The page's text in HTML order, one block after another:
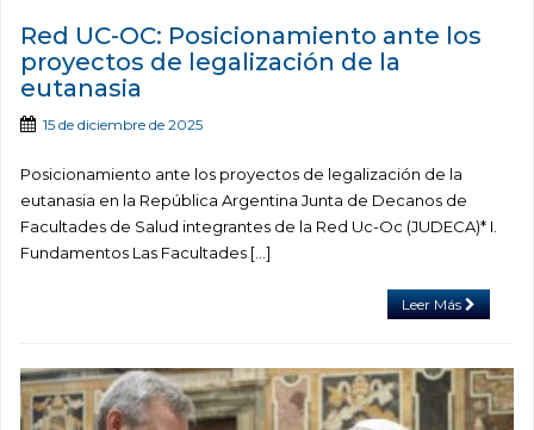
Red UC-OC: Posicionamiento ante los
proyectos de legalización de la
eutanasia
15 de diciembre de 2025
Posicionamiento ante los proyectos de legalización de la
eutanasia en la República Argentina Junta de Decanos de
Facultades de Salud integrantes de la Red Uc-Oc (JUDECA)* I.
Fundamentos Las Facultades […]
Leer Más